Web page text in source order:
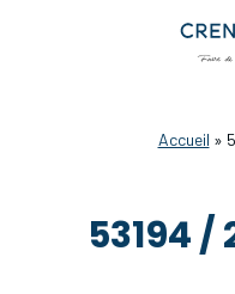
Accueil »
53194 /